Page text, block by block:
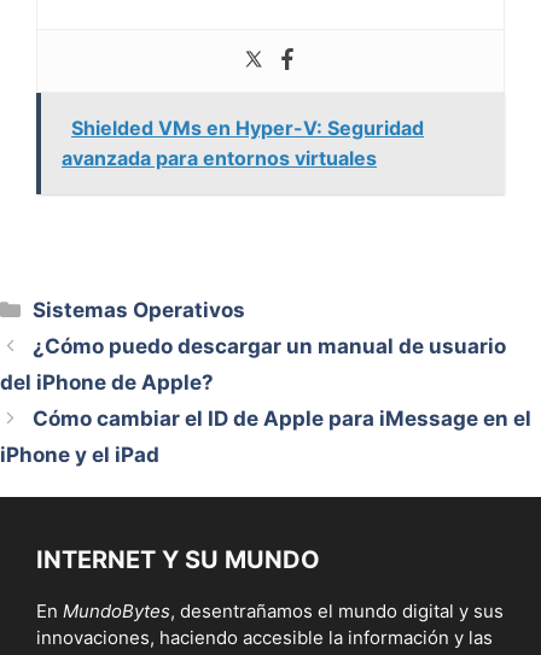
Shielded VMs en Hyper-V: Seguridad
avanzada para entornos virtuales
Categorías
Sistemas Operativos
¿Cómo puedo descargar un manual de usuario
del iPhone de Apple?
Cómo cambiar el ID de Apple para iMessage en el
iPhone y el iPad
INTERNET Y SU MUNDO
En MundoBytes, desentrañamos el mundo digital y sus
innovaciones, haciendo accesible la información y las